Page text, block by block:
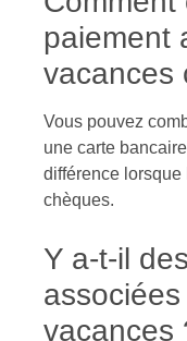
paiement
vacances
Vous pouvez
une carte
différence lorsque
chèques.
Y a-t-il
vacances